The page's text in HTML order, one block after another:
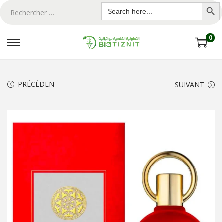
Search
for:
0
PRÉCÉDENT SUIVANT